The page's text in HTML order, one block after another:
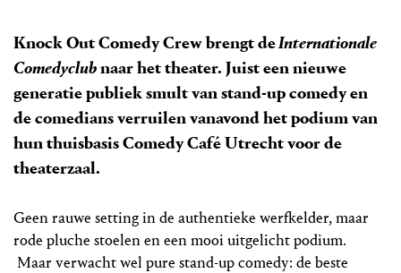
Knock Out Comedy Crew brengt deInternationale
Comedyclubnaar het theater. Juist een nieuwe
generatie publiek smult van stand-up comedy en
de comedians verruilen vanavond het podium van
hun thuisbasis Comedy Café Utrecht voor de
theaterzaal.
Geen rauwe setting in de authentieke werfkelder, maar
rode pluche stoelen en een mooi uitgelicht podium.
Maar verwacht wel pure stand-up comedy: de beste